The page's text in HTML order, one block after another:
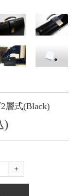
層式(Black)
)
＋